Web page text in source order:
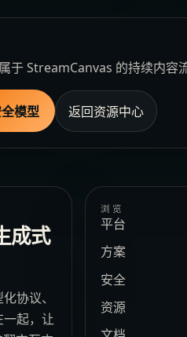
于 StreamCanvas 的持续内容
模型 返回资源中心
成式
协议、
起，让
浏览
平台
方案
安全
资源